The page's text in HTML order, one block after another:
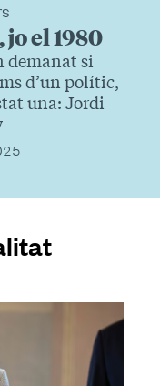
el 1980
demanat si
d’un polític,
una: Jordi